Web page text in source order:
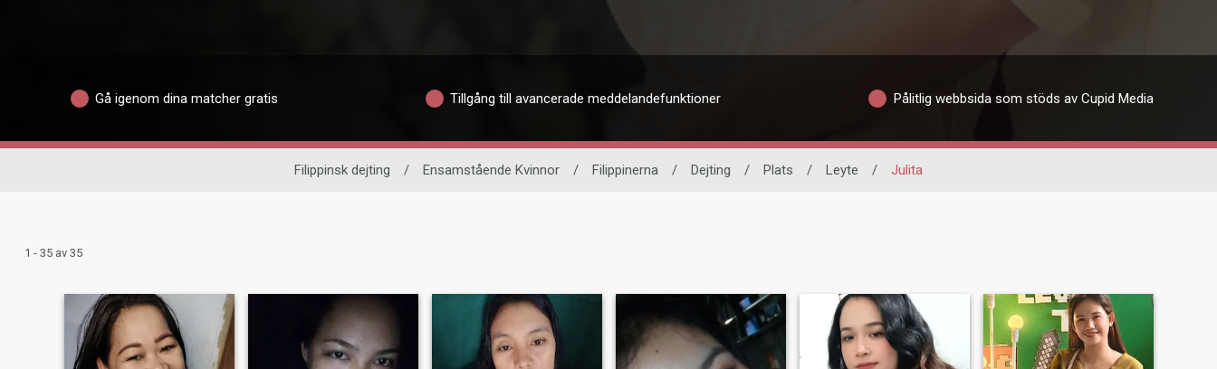
Gå igenom dina matcher gratis Tillgång till avancerade meddelandefunktioner Pålitlig webbsida som stöds av Cupid Media
Filippinsk dejting / Ensamstående Kvinnor / Filippinerna / Dejting / Plats / Leyte / Julita
1 - 35 av 35